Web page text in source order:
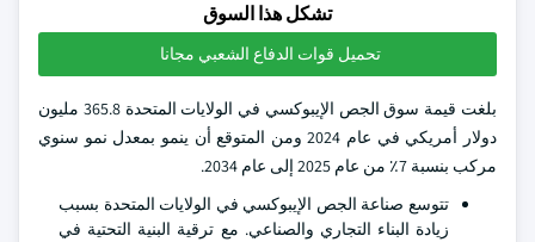
تشكل هذا السوق
تحميل قوات الدفاع الشعبي مجانا
بلغت قيمة سوق الجص الإيبوكسي في الولايات المتحدة 365.8 مليون
دولار أمريكي في عام 2024 ومن المتوقع أن ينمو بمعدل نمو سنوي
مركب بنسبة 7٪ من عام 2025 إلى عام 2034.
تتوسع صناعة الجص الإيبوكسي في الولايات المتحدة بسبب
زيادة البناء التجاري والصناعي. مع ترقية البنية التحتية في